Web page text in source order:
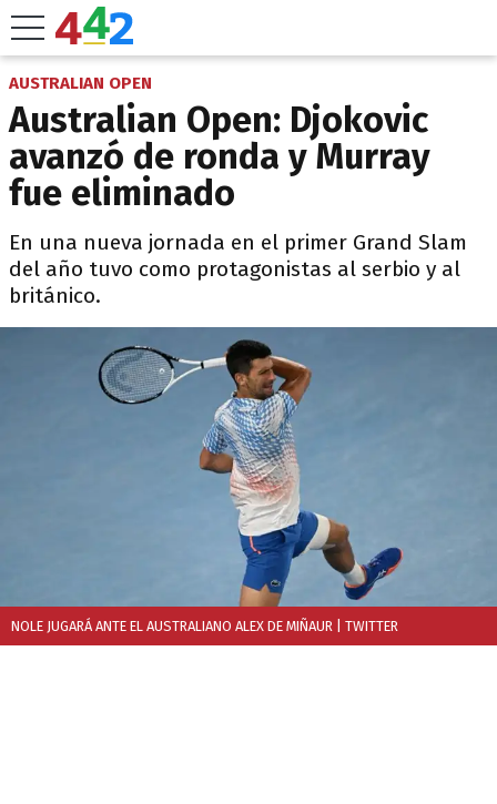
AUSTRALIAN OPEN
Australian Open: Djokovic
avanzó de ronda y Murray
fue eliminado
En una nueva jornada en el primer Grand Slam
del año tuvo como protagonistas al serbio y al
británico.
NOLE JUGARÁ ANTE EL AUSTRALIANO ALEX DE MIÑAUR | TWITTER